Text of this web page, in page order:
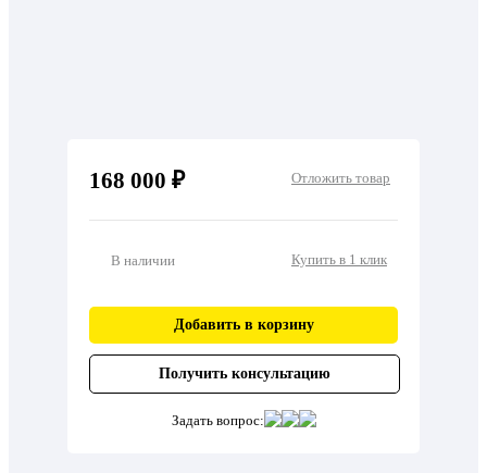
168 000 ₽ Отложить товар
В наличии Купить в 1 клик
Добавить в корзину
Получить консультацию
Задать вопрос: